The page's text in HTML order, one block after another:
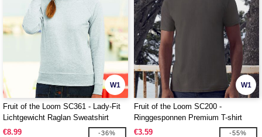
W1
Fruit of the Loom SC361 - Lady-Fit
Lichtgewicht Raglan Sweatshirt
€8.99
-36%
W1
Fruit of the Loom SC200 -
Ringgesponnen Premium T-shirt
€3.59
-55%